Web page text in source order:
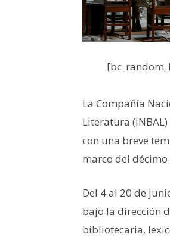
La Compañía
Literatura
con una breve
marco del
Del 4 al 20 de
bajo la dirección
bibliotecaria,